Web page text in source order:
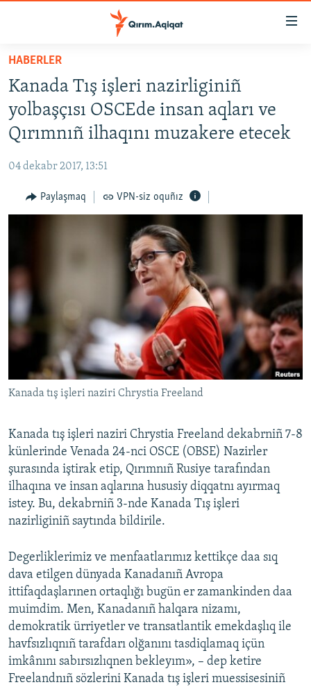
Esas
qaytmaq
Baş
navigatsiyağa
qaytmaq
Qıdıruvğa
HABERLER
SİYASET
İQTİSADİYAT
MEDENİYET
İNSAN AQLARI
BLOGLAR
FİKİR
Русский
Українською
QOŞULIÑIZ!
RFE/RS bütün saytları
HABERLER
Kanada Tış işleri nazirliginiñ
yolbaşçısı OSCEde insan aqları ve
Qırımnıñ ilhaqını muzakere etecek
04 dekabr 2017, 13:51
Paylaşmaq VPN-siz oquñız
Kanada tış işleri naziri Chrystia Freeland
Kanada tış işleri naziri Chrystia Freeland dekabrniñ 7-8
künlerinde Venada 24-nci OSCE (OBSE) Nazirler
şurasında iştirak etip, Qırımnıñ Rusiye tarafından
ilhaqına ve insan aqlarına hususiy diqqatnı ayırmaq
istey. Bu, dekabrniñ 3-nde Kanada Tış işleri
nazirliginiñ saytında bildirile.
Degerliklerimiz ve menfaatlarımız kettikçe daa sıq
dava etilgen dünyada Kanadanıñ Avropa
ittifaqdaşlarınen ortaqlığı bugün er zamankinden daa
muimdim. Men, Kanadanıñ halqara nizamı,
demokratik ürriyetler ve transatlantik emekdaşlıq ile
havfsızlıqnıñ tarafdarı olğanını tasdiqlamaq içün
imkânını sabırsızlıqnen bekleyım», – dep ketire
Freelandnıñ sözlerini Kanada tış işleri muessisesiniñ